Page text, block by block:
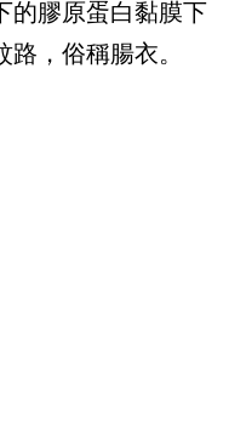
的膠原蛋白黏膜下
，俗稱腸衣。